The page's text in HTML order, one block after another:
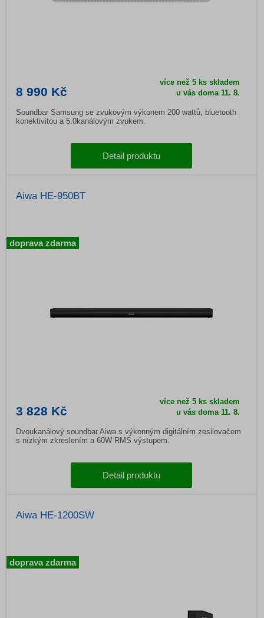
8 990 Kč
více než 5 ks skladem
u vás doma 11. 8.
Soundbar Samsung se zvukovým výkonem 200 wattů, bluetooth
konektivitou a 5.0kanálovým zvukem.
Detail produktu
Aiwa HE-950BT
3 828 Kč
více než 5 ks skladem
u vás doma 11. 8.
Dvoukanálový soundbar Aiwa s výkonným digitálním zesilovačem
s nízkým zkreslením a 60W RMS výstupem.
Detail produktu
doprava zdarma
Aiwa HE-1200SW
doprava zdarma